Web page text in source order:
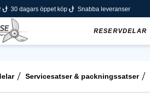
phishing 30 dagars öppet köp phishing Snabba leveranser
RESERVDELAR
Servicesatser & packningssatser